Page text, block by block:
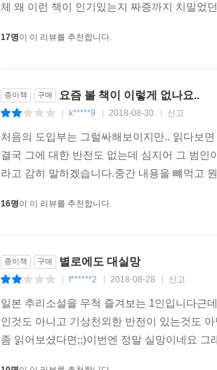
체 왜 이런 책이 인기있는지 짜증까지 치밀었
17명이 이 리뷰를 추천합니다.
종이책 구매 요즘 볼 책이 이렇게 없나요..
k*****9 2018-08-30 신고
처음의 도입부는 그럴싸해보이지만.. 읽다보
결국 그에 대한 반전도 없는데 심지어 그 범
라고 감히 말하겠습니다.중간 내용을 뺴먹고
16명이 이 리뷰를 추천합니다.
종이책 구매 별로에도 대실망
f******2 2018-08-28 신고
일본 추리소설을 무척 즐겨보는 1인입니다근
인것도 아니고 기상천외한 반전이 있는것도
좀 읽어보셨다면;;)이번엔 정말 실망이네요